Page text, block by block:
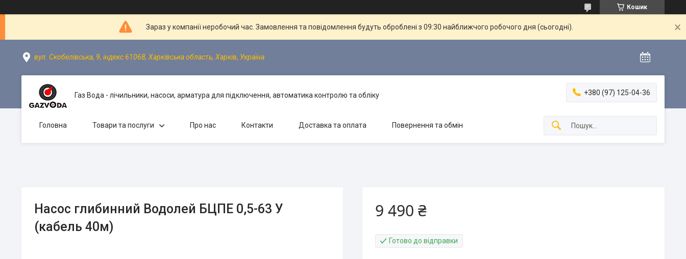
Кошик
Зараз у компанії неробочий час. Замовлення та повідомлення будуть оброблені з 09:30 найближчого робочого дня (сьогодні).
вул. Скобелівська, 9, індекс 61068, Харківська область, Харків, Україна
Газ Вода - лічильники, насоси, арматура для підключення, автоматика контролю та обліку +380 (97) 125-04-36
Головна Товари та послуги Про нас Контакти Доставка та оплата Повернення та обмін
Насос глибинний Водолей БЦПЕ 0,5-63 У
(кабель 40м)
9 490 ₴
Готово до відправки